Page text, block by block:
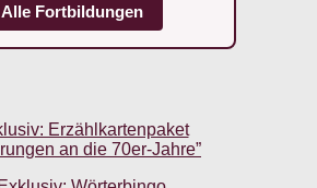
Alle Fortbildungen